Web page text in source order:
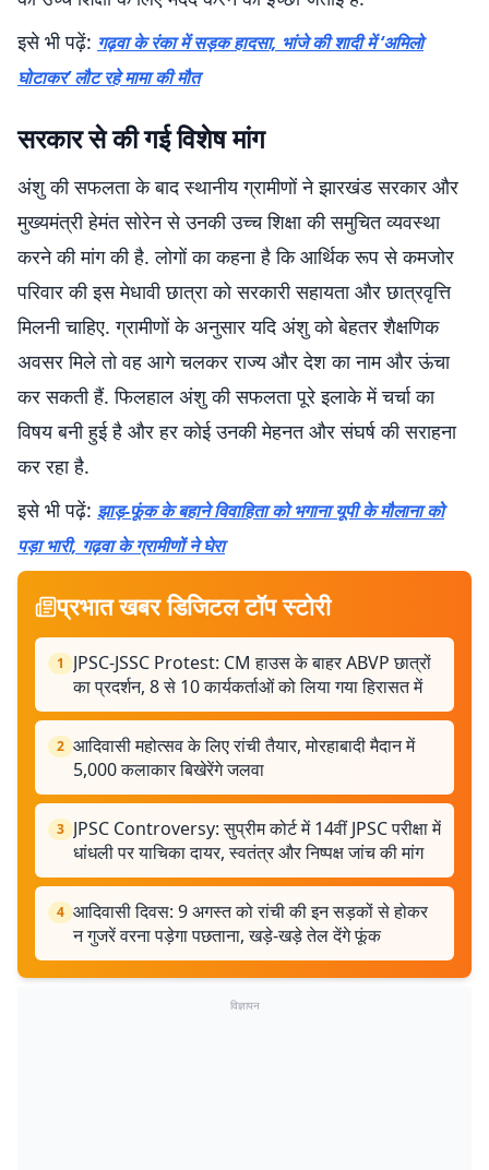
इसे भी पढ़ें: गढ़वा के रंका में सड़क हादसा, भांजे की शादी में ‘अमिलो
घोटाकर’ लौट रहे मामा की मौत
सरकार से की गई विशेष मांग
अंशु की सफलता के बाद स्थानीय ग्रामीणों ने झारखंड सरकार और
मुख्यमंत्री हेमंत सोरेन से उनकी उच्च शिक्षा की समुचित व्यवस्था
करने की मांग की है. लोगों का कहना है कि आर्थिक रूप से कमजोर
परिवार की इस मेधावी छात्रा को सरकारी सहायता और छात्रवृत्ति
मिलनी चाहिए. ग्रामीणों के अनुसार यदि अंशु को बेहतर शैक्षणिक
अवसर मिले तो वह आगे चलकर राज्य और देश का नाम और ऊंचा
कर सकती हैं. फिलहाल अंशु की सफलता पूरे इलाके में चर्चा का
विषय बनी हुई है और हर कोई उनकी मेहनत और संघर्ष की सराहना
कर रहा है.
इसे भी पढ़ें: झाड़-फूंक के बहाने विवाहिता को भगाना यूपी के मौलाना को
पड़ा भारी, गढ़वा के ग्रामीणों ने घेरा
प्रभात खबर डिजिटल टॉप स्टोरी
1
JPSC-JSSC Protest: CM हाउस के बाहर ABVP छात्रों
का प्रदर्शन, 8 से 10 कार्यकर्ताओं को लिया गया हिरासत में
2 आदिवासी महोत्सव के लिए रांची तैयार, मोरहाबादी मैदान में
5,000 कलाकार बिखेरेंगे जलवा
3 JPSC Controversy: सुप्रीम कोर्ट में 14वीं JPSC परीक्षा में
धांधली पर याचिका दायर, स्वतंत्र और निष्पक्ष जांच की मांग
4 आदिवासी दिवस: 9 अगस्त को रांची की इन सड़कों से होकर
न गुजरें वरना पड़ेगा पछताना, खड़े-खड़े तेल देंगे फूंक
विज्ञापन